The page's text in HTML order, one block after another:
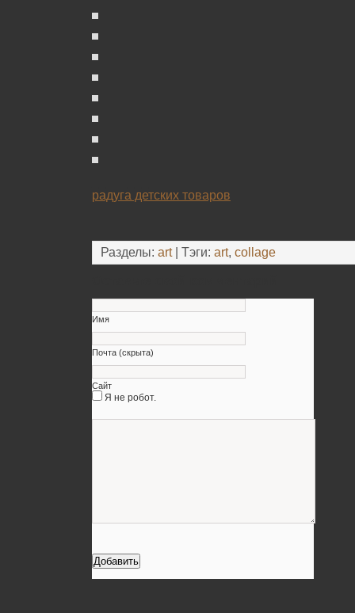
радуга детских товаров
Разделы: art| Тэги: art, collage
Имя
Почта (скрыта)
Сайт
Я не робот.